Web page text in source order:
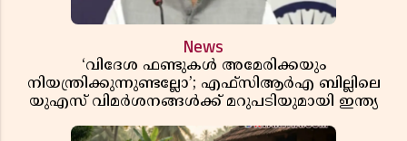
News
‘വിദേശ ഫണ്ടുകൾ അമേരിക്കയും
നിയന്ത്രിക്കുന്നുണ്ടല്ലോ’; എഫ്സിആർഎ ബില്ലിലെ
യുഎസ് വിമർശനങ്ങൾക്ക് മറുപടിയുമായി ഇന്ത്യ